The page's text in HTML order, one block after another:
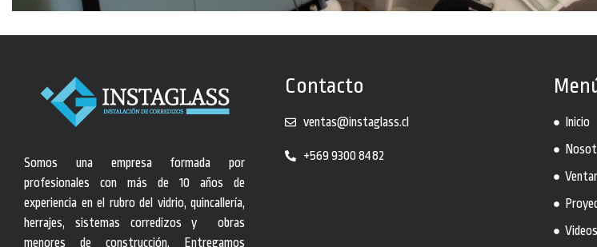
Somos una empresa formada por
profesionales con más de 10 años de
experiencia en el rubro del vidrio, quincallería,
herrajes, sistemas corredizos y obras
menores de construcción. Entregamos
Contacto
ventas@instaglass.cl
+569 9300 8482
Inicio
Videos